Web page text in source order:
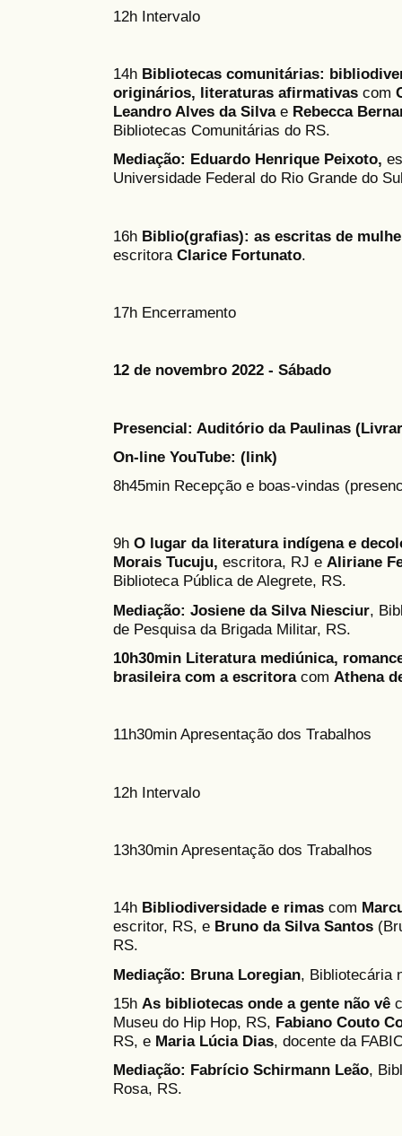
12h Intervalo
14h Bibliotecas comunitárias:
originários, literaturas afirmativas com
Leandro Alves da Silvae Rebecca
Bibliotecas Comunitárias do RS.
Mediação: Eduardo Henrique Peixoto,
Universidade Federal do Rio Grande do
16h Biblio(grafias): as escritas de
escritora Clarice Fortunato.
17h Encerramento
12 de novembro 2022 - Sábado
Presencial: Auditório da Paulinas
On-line YouTube: (link)
8h45min Recepção e boas-vindas
9h O lugar da literatura indígena e
Morais Tucuju, escritora, RJ e Aliriane
Biblioteca Pública de Alegrete, RS.
Mediação: Josiene da Silva Niesciur,
de Pesquisa da Brigada Militar, RS.
10h30min Literatura mediúnica,
brasileira com a escritora com Athena
11h30min Apresentação dos Trabalhos
12h Intervalo
13h30min Apresentação dos Trabalhos
14h Bibliodiversidade e rimas com
escritor, RS, e Bruno da Silva Santos
RS.
Mediação: Bruna Loregian, Bibliotecária
15h As bibliotecas onde a gente não vê
Museu do Hip Hop, RS, Fabiano Couto
RS, e Maria Lúcia Dias, docente da
Mediação: Fabrício Schirmann Leão,
Rosa, RS.